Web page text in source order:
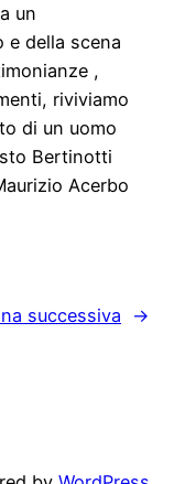
un
e della scena
,
riviviamo
di un uomo
Bertinotti
Acerbo
successiva →